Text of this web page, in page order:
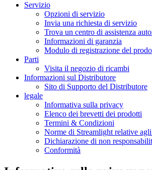
Servizio
Opzioni di servizio
Invia una richiesta di servizio
Trova un centro di assistenza
Informazioni di garanzia
Modulo di registrazione del
Parti
Visita il negozio di ricambi
Informazioni sul Distributore
Sito di Supporto del Distributore
legale
Informativa sulla privacy
Elenco dei brevetti dei prodotti
Termini & Condizioni
Norme di Streamlight relative
Dichiarazione di non
Conformità